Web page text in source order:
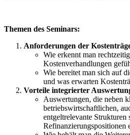
Themen des Seminars:
Anforderungen der
Wie erkennt man
Kostenverhandlungen
Wie bereitet man sich auf
und was erwarten
Vorteile integrierter
Auswertungen, die neben
betriebswirtschaftlichen,
entgeltrelevante Strukturen
Refinanzierungspositionen